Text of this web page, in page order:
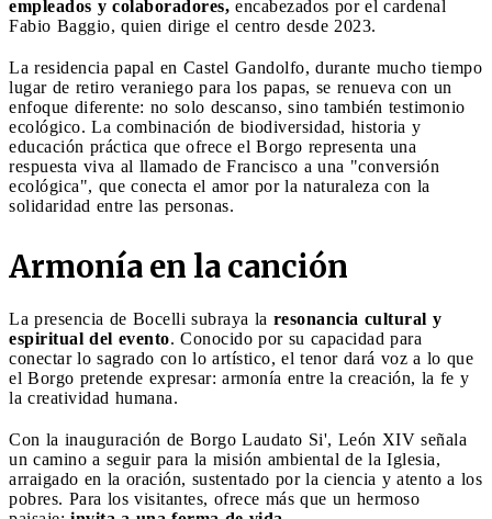
empleados y colaboradores, encabezados por el cardenal
Fabio Baggio, quien dirige el centro desde 2023.
La residencia papal en Castel Gandolfo, durante mucho tiempo
lugar de retiro veraniego para los papas, se renueva con un
enfoque diferente: no solo descanso, sino también testimonio
ecológico. La combinación de biodiversidad, historia y
educación práctica que ofrece el Borgo representa una
respuesta viva al llamado de Francisco a una "conversión
ecológica", que conecta el amor por la naturaleza con la
solidaridad entre las personas.
Armonía en la canción
La presencia de Bocelli subraya la resonancia cultural y
espiritual del evento. Conocido por su capacidad para
conectar lo sagrado con lo artístico, el tenor dará voz a lo que
el Borgo pretende expresar: armonía entre la creación, la fe y
la creatividad humana.
Con la inauguración de Borgo Laudato Si', León XIV señala
un camino a seguir para la misión ambiental de la Iglesia,
arraigado en la oración, sustentado por la ciencia y atento a los
pobres. Para los visitantes, ofrece más que un hermoso